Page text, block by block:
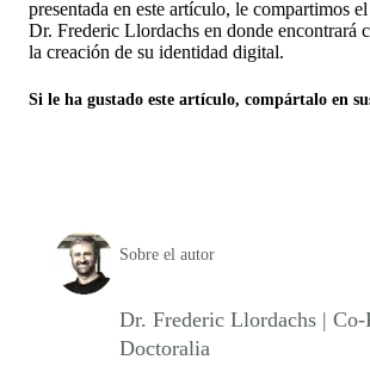
presentada en este artículo, le compartimos
Dr. Frederic Llordachs en donde encontrará
la creación de su identidad digital.
Si le ha gustado este artículo, compártalo en
Sobre el autor
Dr. Frederic Llordachs | Co-
Doctoralia